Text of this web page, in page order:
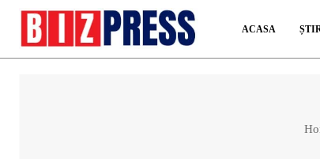
ACASA